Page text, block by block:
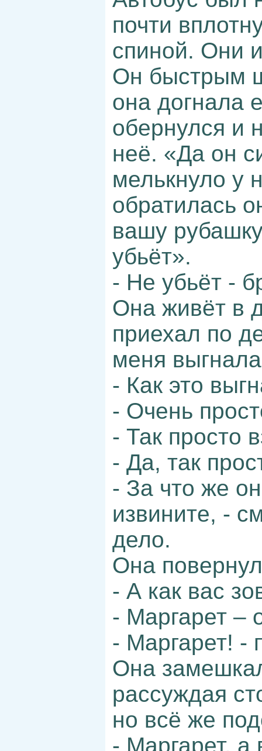
почти
спиной. Они
Он быстрым
она догнала
обернулся и
неё. «Да он
мелькнуло у
обратилась
вашу
убьёт».
- Не убьёт -
Она живёт в
приехал по
меня
- Как это
- Очень
- Так просто
- Да, так
- За что же
извините, -
дело.
Она
- А как вас
- Маргарет –
- Маргарет! -
Она
рассуждая
но всё же
- Маргарет, а